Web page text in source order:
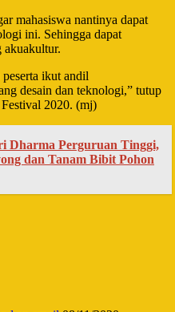
mahasiswa nantinya dapat
ini. Sehingga dapat
akuakultur.
ikut andil
desain dan teknologi,” tutup
2020. (mj)
Dharma Perguruan Tinggi,
dan Tanam Bibit Pohon